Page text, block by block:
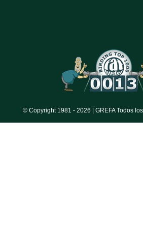
© Copyright 1981 - 2026 | GREFA Todos